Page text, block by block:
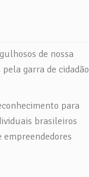
de nossa
garra de cidadão
para
brasileiros